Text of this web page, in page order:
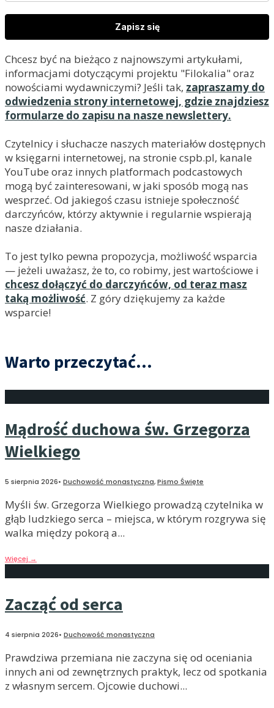
Zapisz się
Chcesz być na bieżąco z najnowszymi artykułami,
informacjami dotyczącymi projektu "Filokalia" oraz
nowościami wydawniczymi? Jeśli tak, zapraszamy do
odwiedzenia strony internetowej, gdzie znajdziesz
formularze do zapisu na nasze newslettery.
Czytelnicy i słuchacze naszych materiałów dostępnych
w księgarni internetowej, na stronie cspb.pl, kanale
YouTube oraz innych platformach podcastowych
mogą być zainteresowani, w jaki sposób mogą nas
wesprzeć. Od jakiegoś czasu istnieje społeczność
darczyńców, którzy aktywnie i regularnie wspierają
nasze działania.
To jest tylko pewna propozycja, możliwość wsparcia
— jeżeli uważasz, że to, co robimy, jest wartościowe i
chcesz dołączyć do darczyńców, od teraz masz
taką możliwość. Z góry dziękujemy za każde
wsparcie!
Warto przeczytać...
Mądrość duchowa św. Grzegorza
Wielkiego
5 sierpnia 2026• Duchowość monastyczna,Pismo Święte
Myśli św. Grzegorza Wielkiego prowadzą czytelnika w
głąb ludzkiego serca – miejsca, w którym rozgrywa się
walka między pokorą a...
Więcej →
Zacząć od serca
4 sierpnia 2026• Duchowość monastyczna
Prawdziwa przemiana nie zaczyna się od oceniania
innych ani od zewnętrznych praktyk, lecz od spotkania
z własnym sercem. Ojcowie duchowi...